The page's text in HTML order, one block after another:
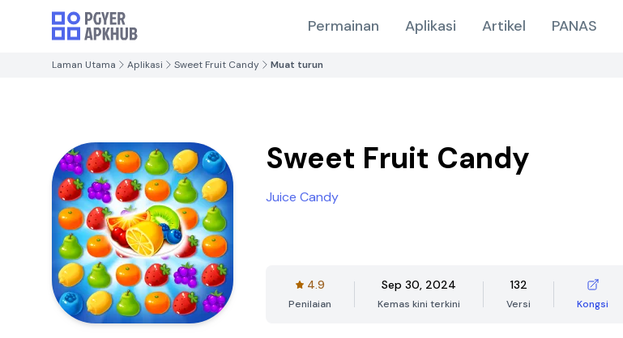
Permainan Aplikasi Artikel PANAS
Laman Utama Aplikasi Sweet Fruit Candy Muat turun
Sweet Fruit Candy
Juice Candy
4.9
Penilaian
Sep 30, 2024
Kemas kini terkini
132
Versi Kongsi